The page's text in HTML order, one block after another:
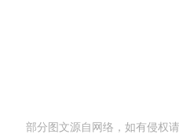
部分图文源自网络，如有侵权